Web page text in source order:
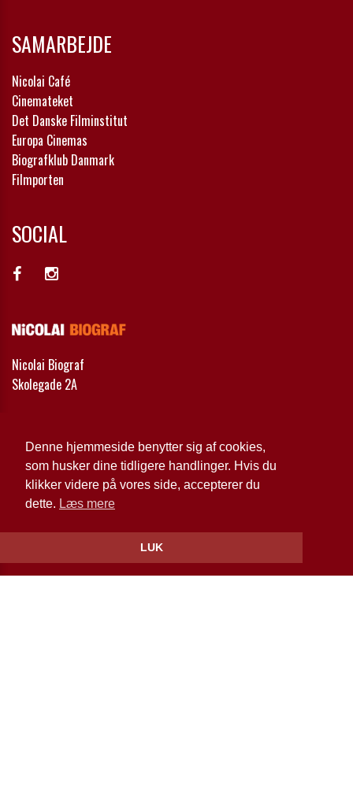
Denne hjemmeside benytter sig af cookies,
som husker dine tidligere handlinger. Hvis du
klikker videre på vores side, accepterer du
dette. Læs mere
LUK
SAMARBEJDE
Nicolai Café
Cinemateket
Det Danske Filminstitut
Europa Cinemas
Biografklub Danmark
Filmporten
SOCIAL
Nicolai Biograf
Skolegade 2A
Email: bio@nicolaibio.dk
Cookie- og privatlivspolitik